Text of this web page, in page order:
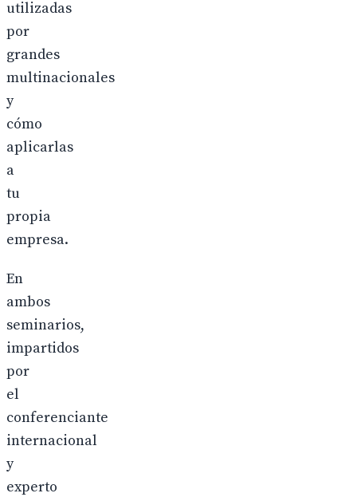
utilizadas
por
grandes
multinacionales
y
cómo
aplicarlas
a
tu
propia
empresa.
En
ambos
seminarios,
impartidos
por
el
conferenciante
internacional
y
experto